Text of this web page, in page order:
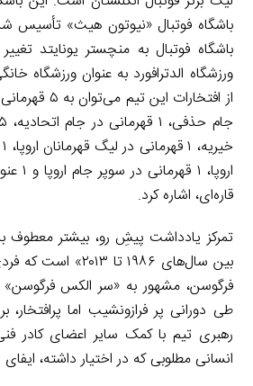
ورزشگاه الدترافورد به عنوان ورزشگاه
قاره‌ای، اشاره کرد.
تمرکز یادداشت پیشِ رو، بیشتر معطوف
بین سال‌های ۱۹۸۶ تا
فرگوسن، مشهور به «سر الکس فرگوسن»
طی دورانی پر فرازونشیب اما پرافتخار،
رهبری تیم با کمک سایر اعضای کادر
انسانی مطلوبی که در اختیار داشته،